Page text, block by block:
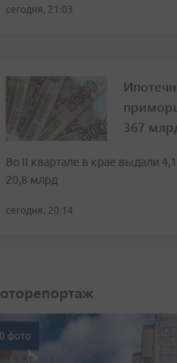
сегодня, 21:03
367
Во II квартале в крае выдали
20,8 млрд
сегодня, 20:14
фото